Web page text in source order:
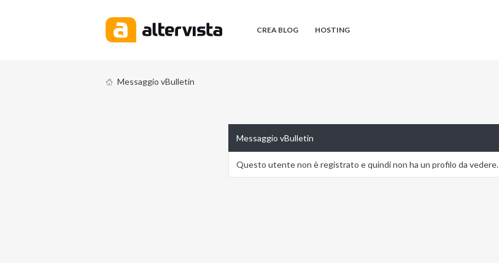
CREA BLOG HOSTING
Messaggio vBulletin
Messaggio vBulletin
Questo utente non è registrato e quindi non ha un profilo da vedere.